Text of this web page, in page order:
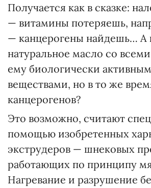
Получается как в сказке:
— витамины потеряешь,
— канцерогены найдешь… А
натуральное масло со
ему биологически
веществами, но в то же
канцерогенов?
Это возможно, считают
помощью изобретенных
экструдеров — шнековых
работающих по принципу
Нагревание и разрушение